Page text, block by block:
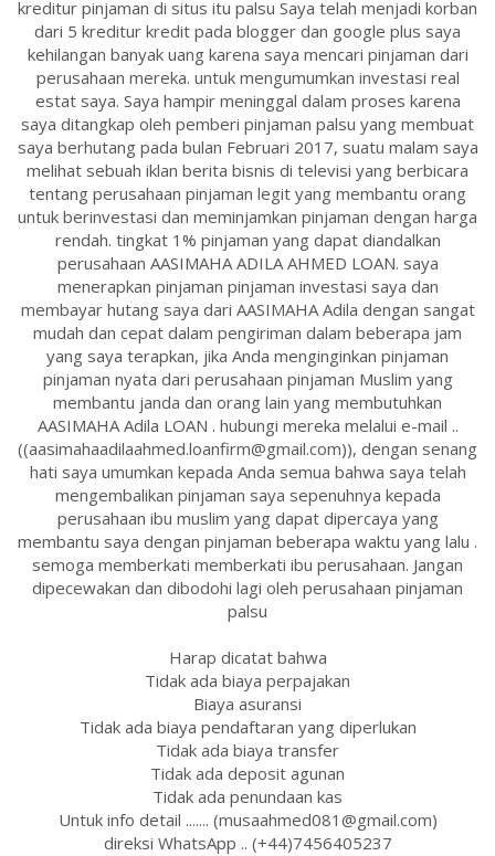
kreditur pinjaman di situs itu palsu Saya telah menjadi korban
dari 5 kreditur kredit pada blogger dan google plus saya
kehilangan banyak uang karena saya mencari pinjaman dari
perusahaan mereka. untuk mengumumkan investasi real
estat saya. Saya hampir meninggal dalam proses karena
saya ditangkap oleh pemberi pinjaman palsu yang membuat
saya berhutang pada bulan Februari 2017, suatu malam saya
melihat sebuah iklan berita bisnis di televisi yang berbicara
tentang perusahaan pinjaman legit yang membantu orang
untuk berinvestasi dan meminjamkan pinjaman dengan harga
rendah. tingkat 1% pinjaman yang dapat diandalkan
perusahaan AASIMAHA ADILA AHMED LOAN. saya
menerapkan pinjaman pinjaman investasi saya dan
membayar hutang saya dari AASIMAHA Adila dengan sangat
mudah dan cepat dalam pengiriman dalam beberapa jam
yang saya terapkan, jika Anda menginginkan pinjaman
pinjaman nyata dari perusahaan pinjaman Muslim yang
membantu janda dan orang lain yang membutuhkan
AASIMAHA Adila LOAN . hubungi mereka melalui e-mail ..
((aasimahaadilaahmed.loanfirm@gmail.com)), dengan senang
hati saya umumkan kepada Anda semua bahwa saya telah
mengembalikan pinjaman saya sepenuhnya kepada
perusahaan ibu muslim yang dapat dipercaya yang
membantu saya dengan pinjaman beberapa waktu yang lalu .
semoga memberkati memberkati ibu perusahaan. Jangan
dipecewakan dan dibodohi lagi oleh perusahaan pinjaman
palsu
Harap dicatat bahwa
Tidak ada biaya perpajakan
Biaya asuransi
Tidak ada biaya pendaftaran yang diperlukan
Tidak ada biaya transfer
Tidak ada deposit agunan
Tidak ada penundaan kas
Untuk info detail ....... (musaahmed081@gmail.com)
direksi WhatsApp .. (+44)7456405237